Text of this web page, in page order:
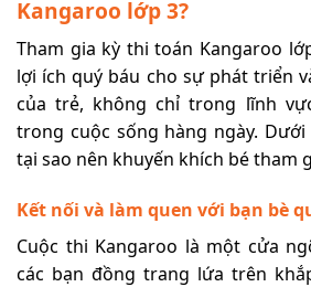
Kangaroo lớp 3?
Tham gia kỳ thi toán Kangaroo
lợi ích quý báu cho sự phát triển
của trẻ, không chỉ trong lĩnh
trong cuộc sống hàng ngày.
tại sao nên khuyến khích bé tham
Kết nối và làm quen với bạn bè
Cuộc thi Kangaroo là một cửa
các bạn đồng trang lứa trên